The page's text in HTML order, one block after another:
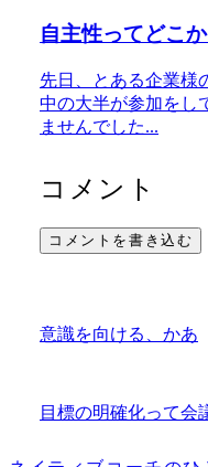
自主性ってどこ
先日、とある企業様
中の大半が参加をし
ませんでした...
コメント
コメントを書き込む
意識を向ける、かあ
目標の明確化って会